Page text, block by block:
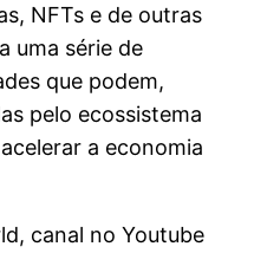
NFTs e de outras
uma série de
que podem,
pelo ecossistema
a economia
canal no Youtube